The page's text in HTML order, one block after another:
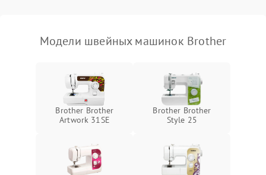
Модели швейных машинок Brother
Brother Brother
Artwork 31SE
Brother Brother
Style 25